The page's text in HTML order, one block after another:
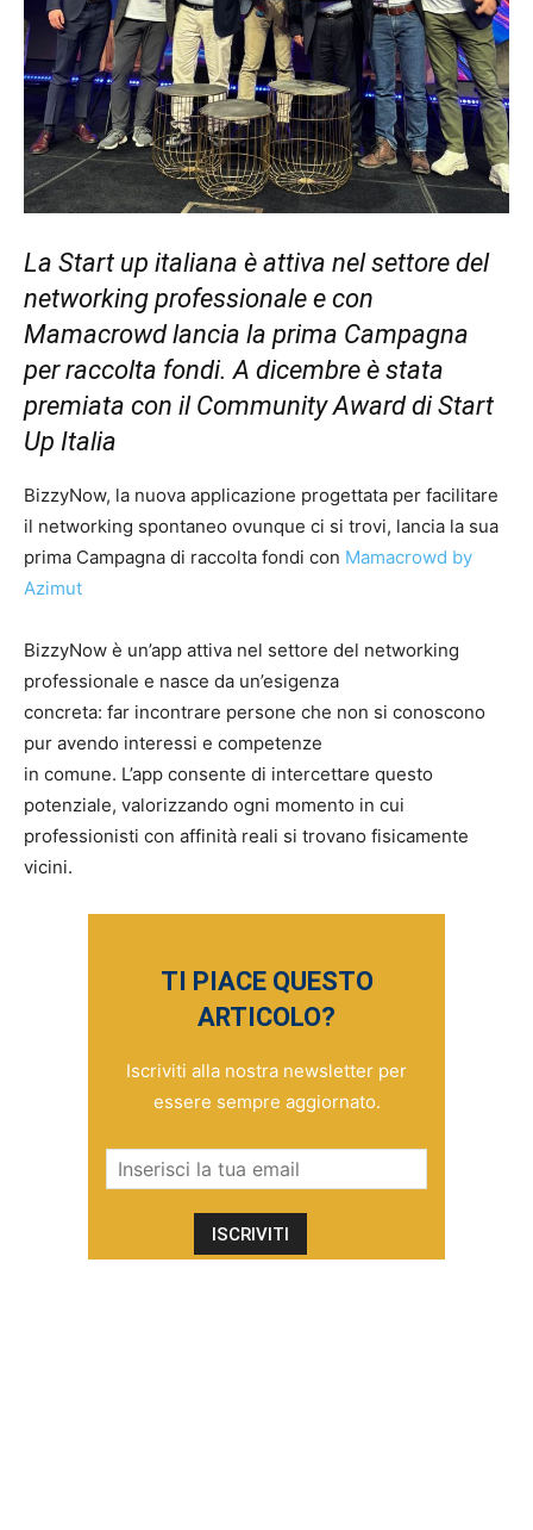
La Start up italiana è attiva nel settore del
networking professionale e con
Mamacrowd lancia la prima Campagna
per raccolta fondi. A dicembre è stata
premiata con il Community Award di Start
Up Italia
BizzyNow, la nuova applicazione progettata per facilitare
il networking spontaneo ovunque ci si trovi, lancia la sua
prima Campagna di raccolta fondi con Mamacrowd by
Azimut
BizzyNow è un’app attiva nel settore del networking
professionale e nasce da un’esigenza
concreta: far incontrare persone che non si conoscono
pur avendo interessi e competenze
in comune. L’app consente di intercettare questo
potenziale, valorizzando ogni momento in cui
professionisti con affinità reali si trovano fisicamente
vicini.
TI PIACE QUESTO
ARTICOLO?
Iscriviti alla nostra newsletter per
essere sempre aggiornato.